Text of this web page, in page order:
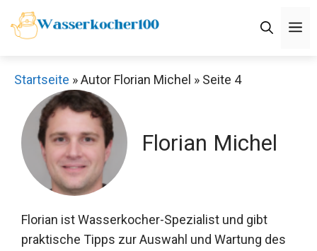
Zum
Inhalt
Startseite »Autor Florian Michel » Seite 4
Florian Michel
Florian ist Wasserkocher-Spezialist und gibt
praktische Tipps zur Auswahl und Wartung des